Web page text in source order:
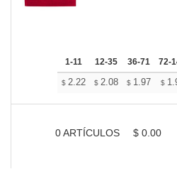
1-11 12-35 36-71 72-
$ 2.22 $ 2.08 $ 1.97 $
0ARTÍCULOS $ 0.00